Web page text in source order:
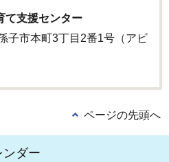
支援センター
市本町3丁目2番1号（アビ
ページの先頭へ
ダー